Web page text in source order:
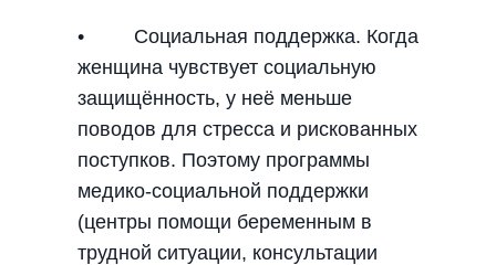
• Социальная поддержка. Когда
женщина чувствует социальную
защищённость, у неё меньше
поводов для стресса и рискованных
поступков. Поэтому программы
медико-социальной поддержки
(центры помощи беременным в
трудной ситуации, консультации